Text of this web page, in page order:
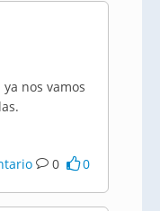
nos vamos
0 0